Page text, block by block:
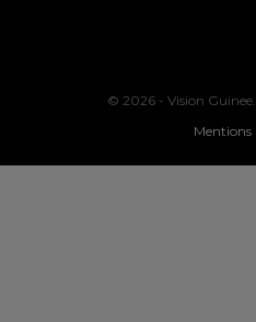
© 2026 - Vision
Mentions